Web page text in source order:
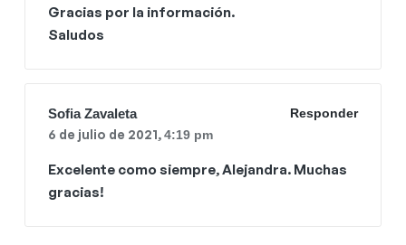
Gracias por la información.
Saludos
Sofia Zavaleta Responder
6 de julio de 2021,4:19 pm
Excelente como siempre, Alejandra. Muchas
gracias!